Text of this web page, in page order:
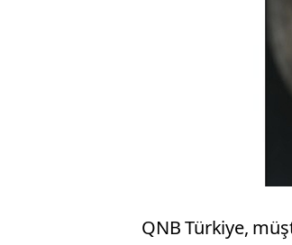
QNB Türkiye,